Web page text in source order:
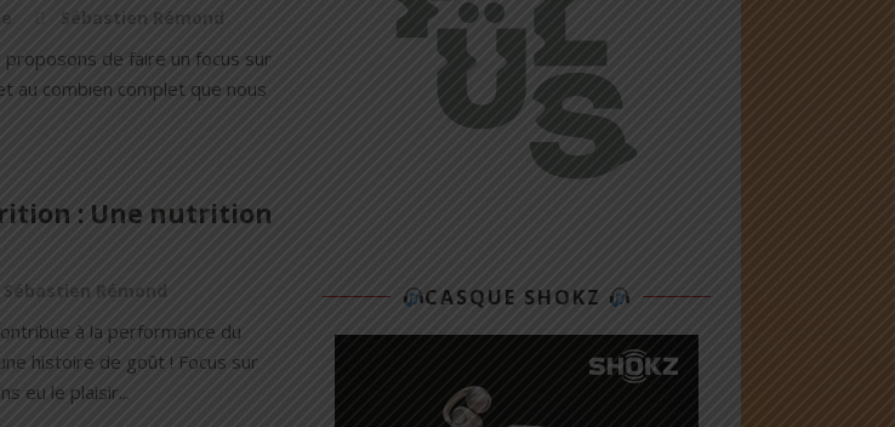
Sébastien Rémond
proposons de faire un focus sur
au combien complet que nous
: Une nutrition
Sébastien Rémond
à la performance du
histoire de goût ! Focus sur
eu le plaisir...
CASQUE SHOKZ